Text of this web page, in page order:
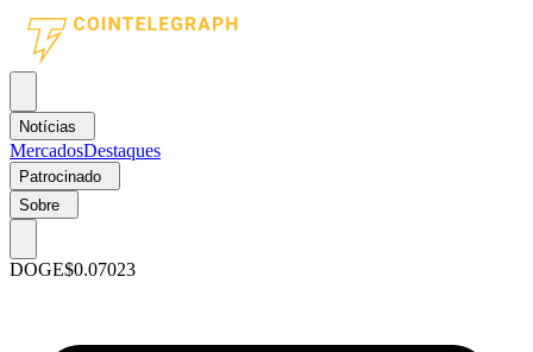
Notícias
MercadosDestaques
Patrocinado
Sobre
DOGE$0.07023